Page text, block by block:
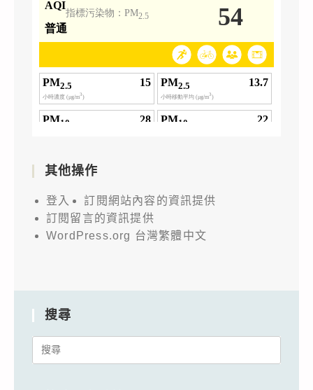
其他操作
登入
訂閱網站內容的資訊提供
訂閱留言的資訊提供
WordPress.org 台灣繁體中文
搜尋
Search